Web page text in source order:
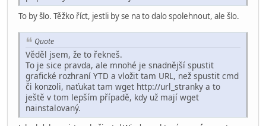
To by šlo. Těžko říct, jestli by se na to dalo spolehnout, ale šlo.
Quote
Věděl jsem, že to řekneš.
To je sice pravda, ale mnohé je snadnější spustit
grafické rozhraní YTD a vložit tam URL, než spustit cmd
či konzoli, naťukat tam wget http://url_stranky a to
ještě v tom lepším případě, kdy už mají wget
nainstalovaný.